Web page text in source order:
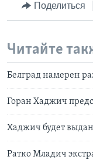
Поделиться
Читайте
Белград намерен
Горан Хаджич
Хаджич будет
Ратко Младич